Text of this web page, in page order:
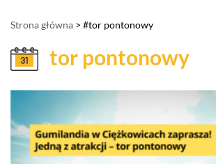
Strona główna > #tor pontonowy
tor pontonowy